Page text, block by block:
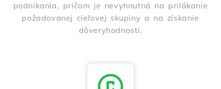
podnikania, pričom je nevyhnutná na prilákanie
požadovanej cieľovej skupiny a na získanie
dôveryhodnosti.